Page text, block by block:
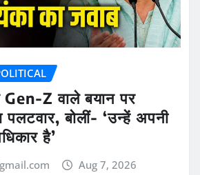
Gen-Z वाले बयान पर
पलटवार, बोलीं- ‘उन्हें अपनी
है’
Aug 7, 2026